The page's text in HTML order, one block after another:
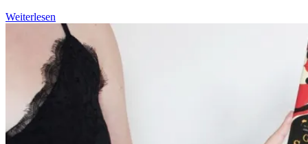
Weiterlesen